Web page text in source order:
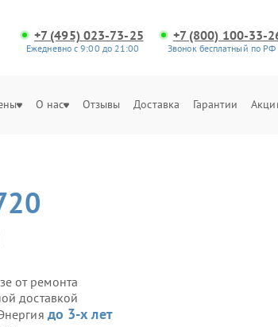
+7 (495) 023-73-25
Ежедневно с 9:00 до 21:00
+7 (800) 100-33-
Звонок бесплатный по РФ
О нас Отзывы Доставка Гарантии
от ремонта
доставкой
до 3-х лет